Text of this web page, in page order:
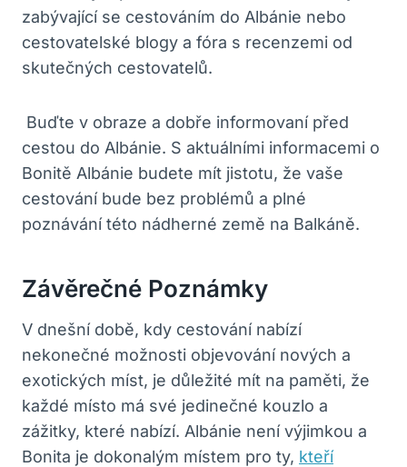
zabývající se cestováním do Albánie nebo⁣
cestovatelské blogy⁤ a fóra ⁤s recenzemi od
skutečných cestovatelů.
⁣ Buďte v obraze a dobře informovaní před⁢
cestou do ⁢Albánie. S aktuálními informacemi o
Bonitě Albánie budete mít jistotu, že vaše
cestování bude bez problémů a​ plné
poznávání této nádherné země na Balkáně.
Závěrečné Poznámky
V ⁤dnešní době, kdy ‍cestování nabízí
nekonečné možnosti⁣ objevování nových a
exotických ⁤míst, ⁤je ​důležité mít na⁣ paměti, že
⁢každé místo má své jedinečné kouzlo ⁤a
zážitky, které nabízí. Albánie není výjimkou a
Bonita je dokonalým místem pro ty, kteří